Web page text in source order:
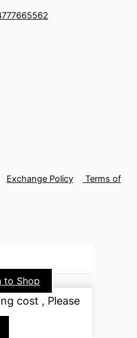
Exchange Policy
Terms of
to Shop
cost , Please